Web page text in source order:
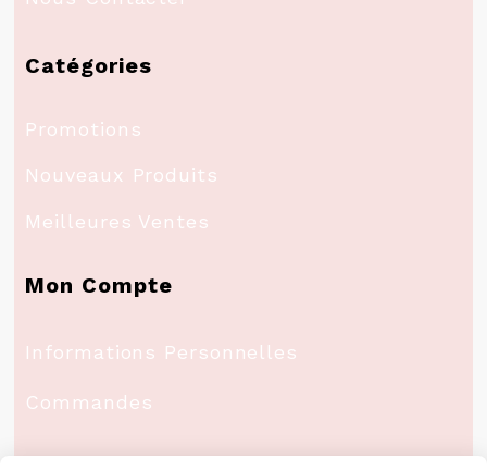
Catégories
Promotions
Nouveaux Produits
Meilleures Ventes
Mon Compte
Informations Personnelles
Commandes